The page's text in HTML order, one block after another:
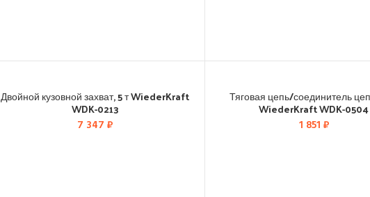
Двойной кузовной захват, 5 т WiederKraft
WDK-0213
7 347₽
Тяговая цепь/соединитель
WiederKraft WDK-0504
1 851 ₽